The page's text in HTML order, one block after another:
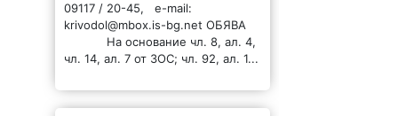
09117 / 20-45, e-mail:
krivodol@mbox.is-bg.net ОБЯВА
На основание чл. 8, ал. 4,
чл. 14, ал. 7 от ЗОС; чл. 92, ал. 1...